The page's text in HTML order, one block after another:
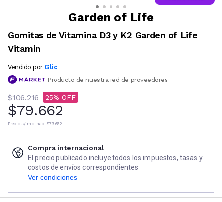
Garden of Life
Gomitas de Vitamina D3 y K2 Garden of Life
Vitamin
Vendido por Glic
Producto de nuestra red de proveedores
$106.216 25
$79.662
Precio s/imp. nac. $79.662
Compra internacional
El precio publicado incluye todos los impuestos, tasas y
costos de envíos correspondientes
Ver condiciones